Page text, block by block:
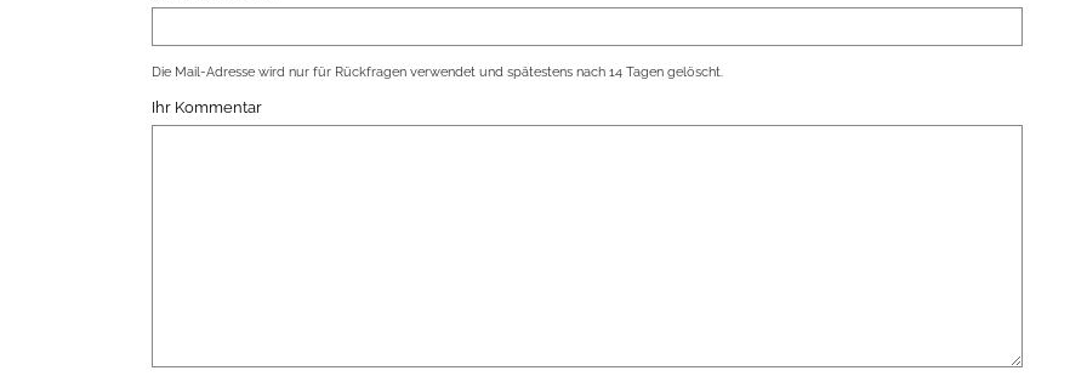
Die Mail-Adresse wird nur für Rückfragen verwendet und spätestens nach 14 Tagen gelöscht.
Ihr Kommentar